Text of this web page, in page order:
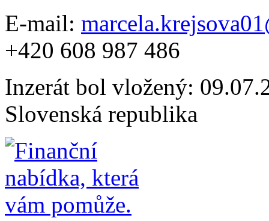
E-mail:
+420 608 987 486
Inzerát bol vložený:
Slovenská republika